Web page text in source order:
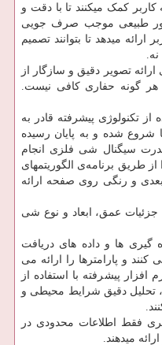
کاربر کمک میکنند تا با دقت و
طبیعی موجب صرف جویی
ارائه میدهد تا بتوانند تصمیم
تصویر دقیق و سازگار از
هر گونه حفاری کافی نیست.
از تکنولوژی پیشرفته قادر به
شروع شده و به پایان رسیده
سیگنال شی فلزی انجام
طریق برنامه‌ی الگوریتمهای
و رنگی روی صفحه ارائه
عمق، ابعاد و نوع شی
گیری ها و داده های دریافت
و پارامترها را ارائه می
افزار پیشرفته با استفاده از
تحلیل دقیق شرایط محیطی و
فقط اطلاعات محدودی در
میدهند.